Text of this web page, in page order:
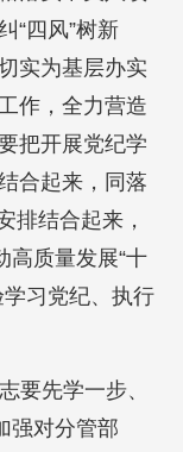
“四风”树新
实为基层办实
作，全力营造
把开展党纪学
合起来，同落
排结合起来，
高质量发展“十
习党纪、执行
要先学一步、
强对分管部